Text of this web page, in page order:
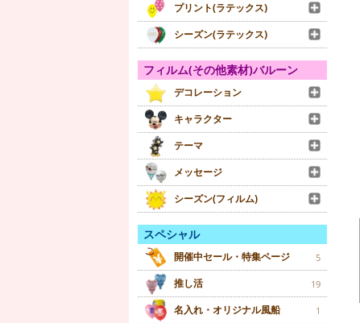
プリント(ラテックス)
シーズン(ラテックス)
フィルム(その他素材)バルーン
デコレーション
キャラクター
テーマ
メッセージ
シーズン(フィルム)
スペシャル
開催中セール・特集ページ 5
推し活 19
名入れ・オリジナル風船 1